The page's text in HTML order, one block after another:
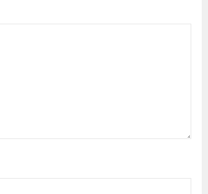
нормативов ВФСК ГТО️⁣⁣⠀Те,